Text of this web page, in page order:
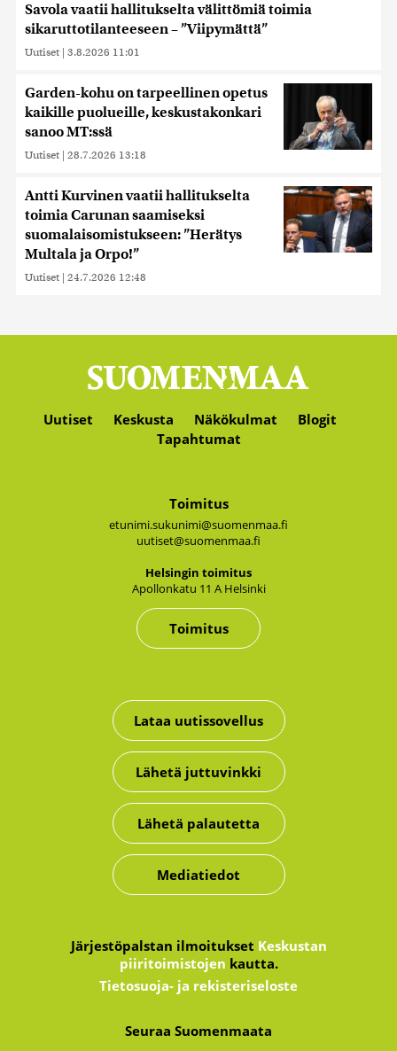
Savola vaatii hallitukselta välittömiä toimia
sikaruttotilanteeseen – ”Viipymättä”
Uutiset | 3.8.2026 11:01
Garden-kohu on tarpeellinen opetus
kaikille puolueille, keskustakonkari
sanoo MT:ssä
Uutiset | 28.7.2026 13:18
Antti Kurvinen vaatii hallitukselta
toimia Carunan saamiseksi
suomalaisomistukseen: ”Herätys
Multala ja Orpo!”
Uutiset | 24.7.2026 12:48
Uutiset Keskusta Näkökulmat
Blogit
Tapahtumat
Toimitus
etunimi.sukunimi@suomenmaa.fi
uutiset@suomenmaa.fi
Hel­sin­gin toi­mi­tus
Apol­lon­ka­tu 11 A Hel­sin­ki
Toimitus
Lataa uutissovellus
Lähetä juttuvinkki
Lähetä palautetta
Mediatiedot
Järjestöpalstan ilmoitukset Keskustan
piiritoimistojen kautta.
Tietosuoja- ja rekisteriseloste
Seuraa Suomenmaata